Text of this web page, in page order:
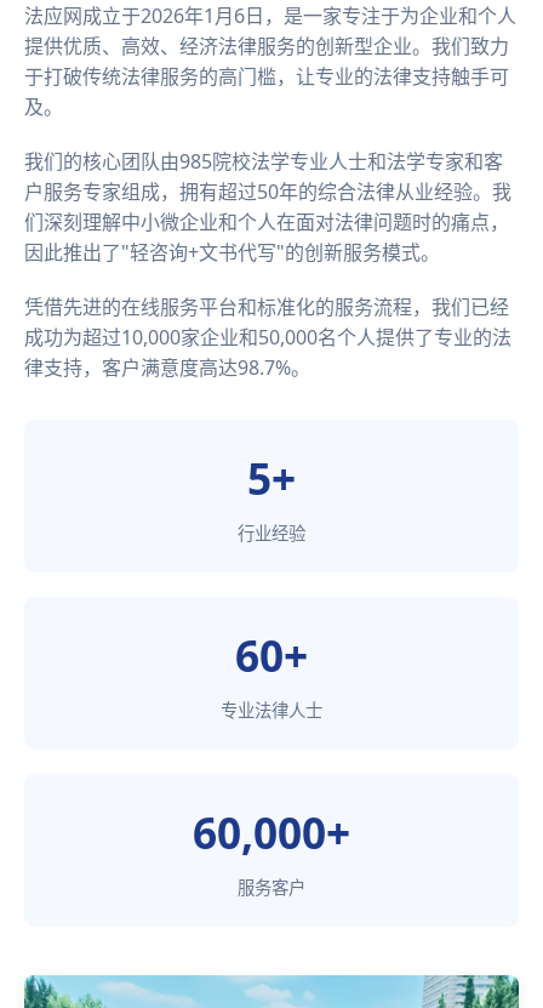
法应网成立于2026年1月6日，是一家专注于为企业和个人
提供优质、高效、经济法律服务的创新型企业。我们致力
于打破传统法律服务的高门槛，让专业的法律支持触手可
及。
我们的核心团队由985院校法学专业人士和法学专家和客
户服务专家组成，拥有超过50年的综合法律从业经验。我
们深刻理解中小微企业和个人在面对法律问题时的痛点，
因此推出了"轻咨询+文书代写"的创新服务模式。
凭借先进的在线服务平台和标准化的服务流程，我们已经
成功为超过10,000家企业和50,000名个人提供了专业的法
律支持，客户满意度高达98.7%。
5+
行业经验
60+
专业法律人士
60,000+
服务客户